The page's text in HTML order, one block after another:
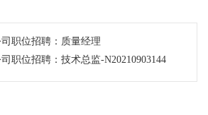
职位招聘：质量经理
职位招聘：技术总监-N20210903144